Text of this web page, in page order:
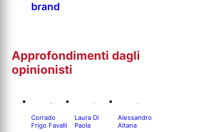
brand
Approfondimenti dagli
opinionisti
Corrado
Frigo Favalli
Laura Di
Paola
Alessandro
Altana